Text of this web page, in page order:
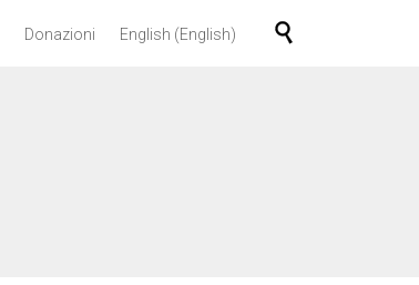
Skip
Donazioni English (English) 